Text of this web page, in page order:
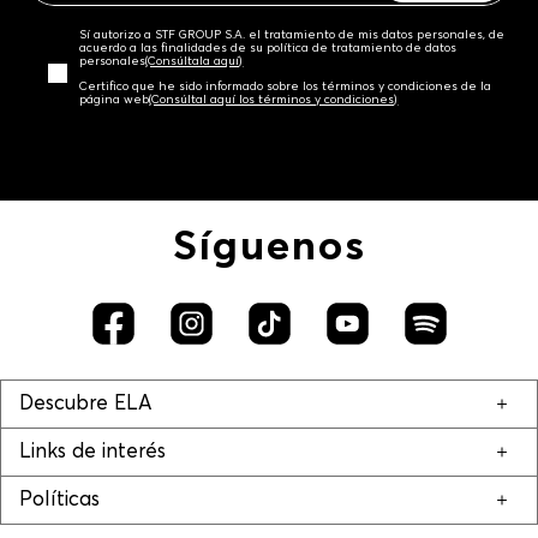
Sí autorizo a STF GROUP S.A. el tratamiento de mis datos personales, de
acuerdo a las finalidades de su política de tratamiento de datos
personales‎(Consúltala aquí)
Certifico que he sido informado sobre los términos y condiciones de la
página web‎(Consúltal aquí los términos y condiciones)
Síguenos
Descubre ELA
Links de interés
Políticas